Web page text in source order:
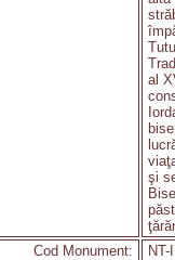
al
şi
Cod Monument: